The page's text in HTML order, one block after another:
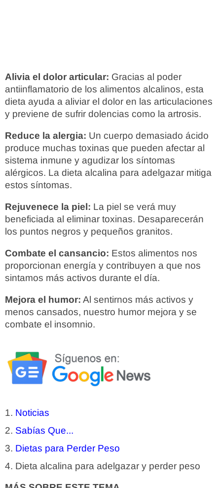
Alivia el dolor articular: Gracias al poder
antiinflamatorio de los alimentos alcalinos, esta
dieta ayuda a aliviar el dolor en las articulaciones
y previene de sufrir dolencias como la artrosis.
Reduce la alergia: Un cuerpo demasiado ácido
produce muchas toxinas que pueden afectar al
sistema inmune y agudizar los síntomas
alérgicos. La dieta alcalina para adelgazar mitiga
estos síntomas.
Rejuvenece la piel: La piel se verá muy
beneficiada al eliminar toxinas. Desaparecerán
los puntos negros y pequeños granitos.
Combate el cansancio: Estos alimentos nos
proporcionan energía y contribuyen a que nos
sintamos más activos durante el día.
Mejora el humor: Al sentirnos más activos y
menos cansados, nuestro humor mejora y se
combate el insomnio.
Noticias
Sabías Que...
Dietas para Perder Peso
Dieta alcalina para adelgazar y perder peso